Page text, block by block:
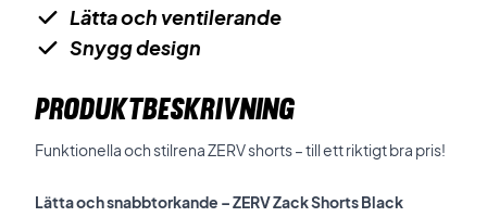
Lätta och ventilerande
Snygg design
PRODUKTBESKRIVNING
Funktionella och stilrena ZERV shorts – till ett riktigt bra pris!
Lätta och snabbtorkande – ZERV Zack Shorts Black